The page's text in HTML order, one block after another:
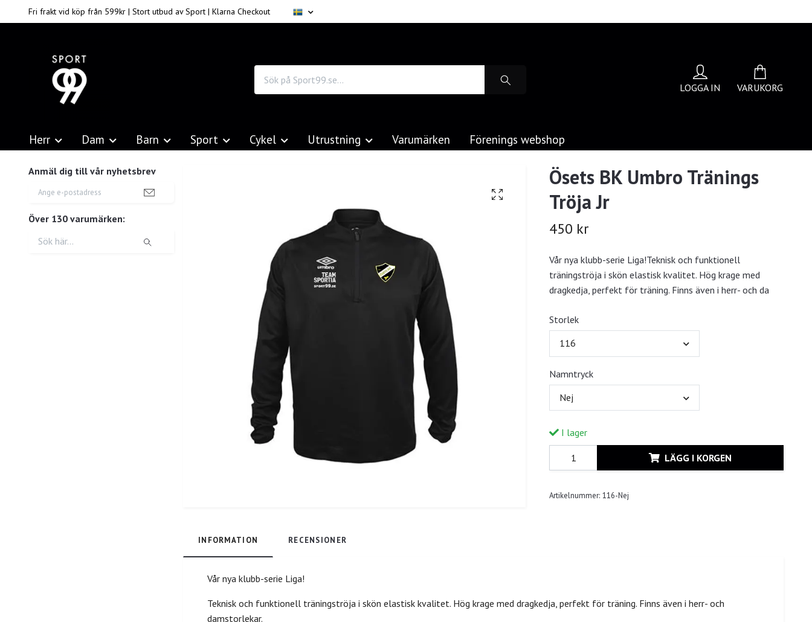
Fri frakt vid köp från 599kr | Stort utbud av Sport | Klarna Checkout
LOGGA IN VARUKORG
Herr Dam Barn Sport Cykel Utrustning Varumärken Förenings webshop
Anmäl dig till vår nyhetsbrev
Över 130 varumärken:
Ösets BK Umbro Tränings
Tröja Jr
450 kr
Vår nya klubb-serie Liga!Teknisk och funktionell
träningströja i skön elastisk kvalitet. Hög krage med
dragkedja, perfekt för träning. Finns även i herr- och da
Storlek
116
Namntryck
Nej
I lager
LÄGG I KORGEN
Artikelnummer: 116-Nej
INFORMATION RECENSIONER
Vår nya klubb-serie Liga!
Teknisk och funktionell träningströja i skön elastisk kvalitet. Hög krage med dragkedja, perfekt för träning. Finns även i herr- och
damstorlekar.